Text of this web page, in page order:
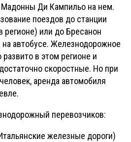
Ди Кампильо на нем.
поездов до станции
регионе) или до Бресанон
автобусе. Железнодорожное
в этом регионе и
скоростные. Но при
аренда автомобиля
перевозчиков:
железные дороги)